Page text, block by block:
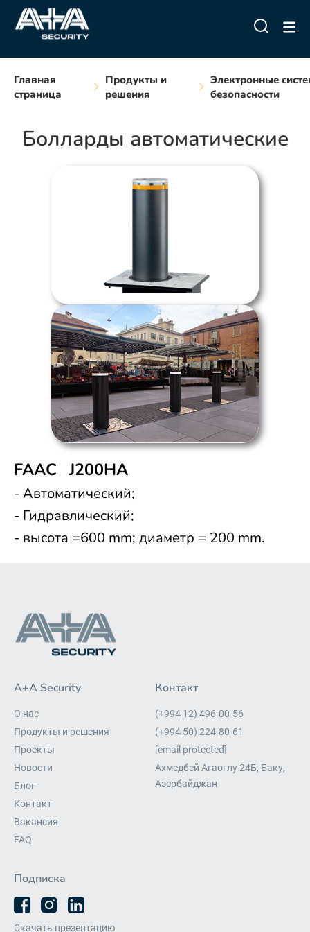
Главная
страница
Продукты и
решения
Электронные
безопасности
Болларды автоматические
FAAC J200HA
- Автоматический;
- Гидравлический;
- высота =600 mm; диаметр = 200 mm.
A+A Security
О нас
Продукты и решения
Проекты
Новости
Блог
Контакт
Вакансия
FAQ
Контакт
(+994 12) 496-00-56
(+994 50) 224-80-61
[email protected]
Ахмедбей Агаоглу 24Б, Баку,
Азербайджан
Подписка
Скачать презентацию